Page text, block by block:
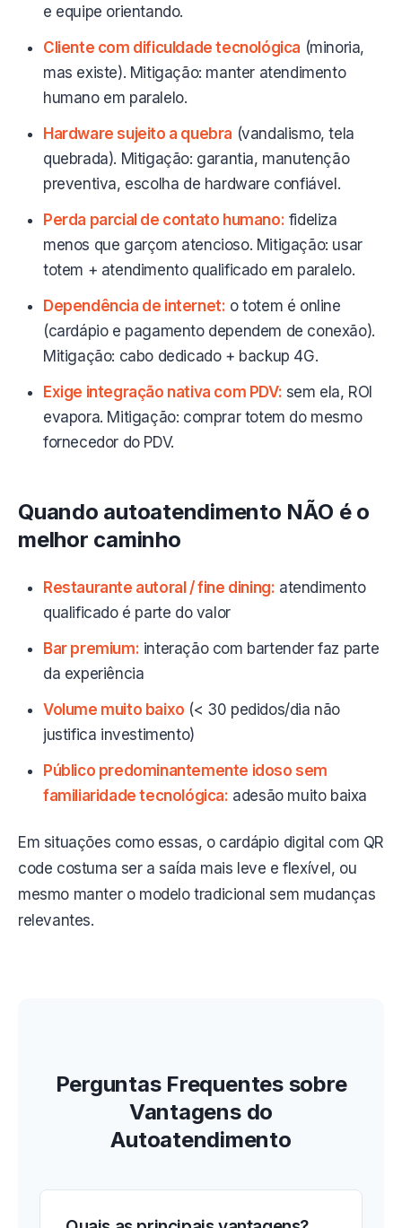
e equipe orientando.
Cliente com dificuldade tecnológica (minoria,
mas existe). Mitigação: manter atendimento
humano em paralelo.
Hardware sujeito a quebra (vandalismo, tela
quebrada). Mitigação: garantia, manutenção
preventiva, escolha de hardware confiável.
Perda parcial de contato humano: fideliza
menos que garçom atencioso. Mitigação: usar
totem + atendimento qualificado em paralelo.
Dependência de internet: o totem é online
(cardápio e pagamento dependem de conexão).
Mitigação: cabo dedicado + backup 4G.
Exige integração nativa com PDV: sem ela, ROI
evapora. Mitigação: comprar totem do mesmo
fornecedor do PDV.
Quando autoatendimento NÃO é o
melhor caminho
Restaurante autoral / fine dining: atendimento
qualificado é parte do valor
Bar premium: interação com bartender faz parte
da experiência
Volume muito baixo (< 30 pedidos/dia não
justifica investimento)
Público predominantemente idoso sem
familiaridade tecnológica: adesão muito baixa
Em situações como essas, o cardápio digital com QR
code costuma ser a saída mais leve e flexível, ou
mesmo manter o modelo tradicional sem mudanças
relevantes.
Perguntas Frequentes sobre
Vantagens do
Autoatendimento